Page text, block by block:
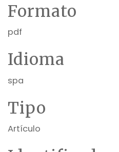
Formato
pdf
Idioma
spa
Tipo
Artículo